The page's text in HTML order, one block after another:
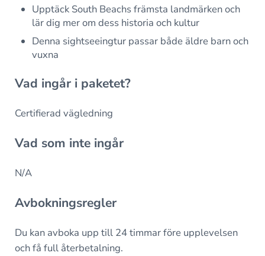
Upptäck South Beachs främsta landmärken och
lär dig mer om dess historia och kultur
Denna sightseeingtur passar både äldre barn och
vuxna
Vad ingår i paketet?
Certifierad vägledning
Vad som inte ingår
N/A
Avbokningsregler
Du kan avboka upp till 24 timmar före upplevelsen
och få full återbetalning.